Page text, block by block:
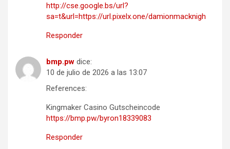
http://cse.google.bs/url?
sa=t&url=https://url.pixelx.one/damionmacknigh
Responder
bmp.pw dice:
10 de julio de 2026 a las 13:07
References:
Kingmaker Casino Gutscheincode
https://bmp.pw/byron18339083
Responder